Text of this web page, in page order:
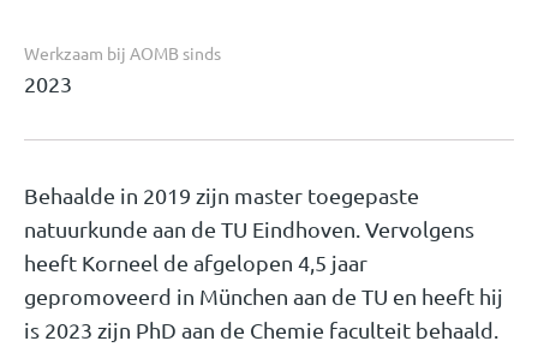
Werkzaam bij AOMB sinds
2023
Behaalde in 2019 zijn master toegepaste
natuurkunde aan de TU Eindhoven. Vervolgens
heeft Korneel de afgelopen 4,5 jaar
gepromoveerd in München aan de TU en heeft hij
is 2023 zijn PhD aan de Chemie faculteit behaald.